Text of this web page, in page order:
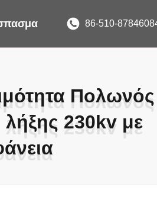
86-510-
Πολωνός
230kv με
Πολωνός
230kv με